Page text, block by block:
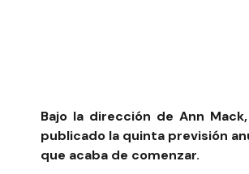
Bajo la dirección de Ann
publicado la quinta previsión
que acaba de comenzar.